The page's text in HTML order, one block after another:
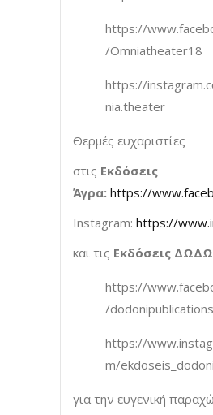
https://
/Omniatheater18
https://
nia.theater
Θερμές ευχαριστίες
στις Εκδόσεις
Άγρα: https://
Instagram: https://
και τις Εκδόσεις
https://
/
https://
m/
για την ευγενική